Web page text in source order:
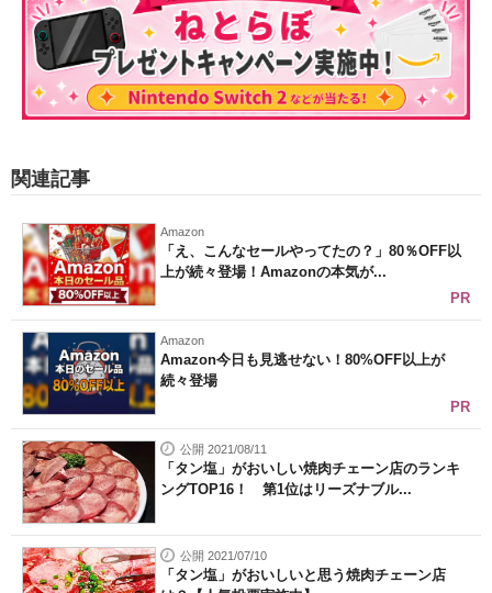
関連記事
Amazon
「え、こんなセールやってたの？」80％OFF以
上が続々登場！Amazonの本気が...
PR
Amazon
Amazon今日も見逃せない！80%OFF以上が
続々登場
PR
公開 2021/08/11
「タン塩」がおいしい焼肉チェーン店のランキ
ングTOP16！ 第1位はリーズナブル...
公開 2021/07/10
「タン塩」がおいしいと思う焼肉チェーン店